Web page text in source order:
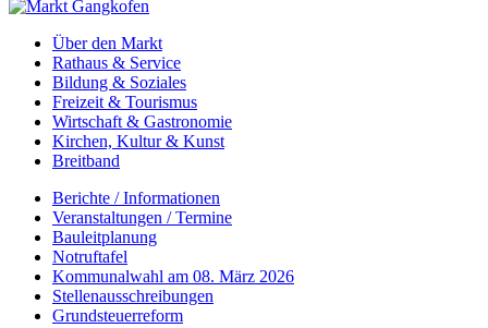
Über den Markt
Rathaus & Service
Bildung & Soziales
Freizeit & Tourismus
Wirtschaft & Gastronomie
Kirchen, Kultur & Kunst
Breitband
Berichte / Informationen
Veranstaltungen / Termine
Bauleitplanung
Notruftafel
Kommunalwahl am 08. März 2026
Stellenausschreibungen
Grundsteuerreform